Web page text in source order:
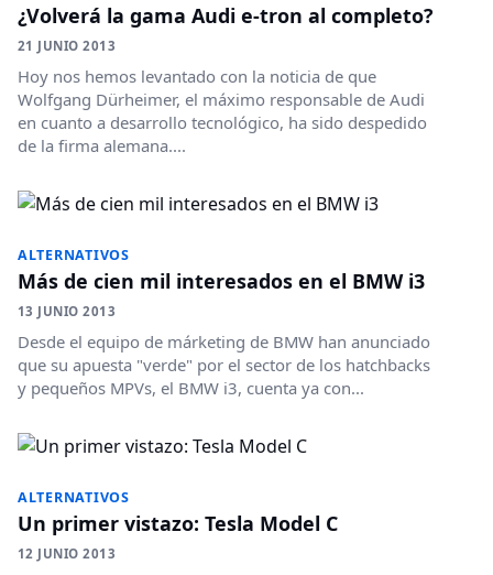
¿Volverá la gama Audi e-tron al completo?
21 JUNIO 2013
Hoy nos hemos levantado con la noticia de que
Wolfgang Dürheimer, el máximo responsable de Audi
en cuanto a desarrollo tecnológico, ha sido despedido
de la firma alemana....
ALTERNATIVOS
Más de cien mil interesados en el BMW i3
13 JUNIO 2013
Desde el equipo de márketing de BMW han anunciado
que su apuesta "verde" por el sector de los hatchbacks
y pequeños MPVs, el BMW i3, cuenta ya con...
ALTERNATIVOS
Un primer vistazo: Tesla Model C
12 JUNIO 2013